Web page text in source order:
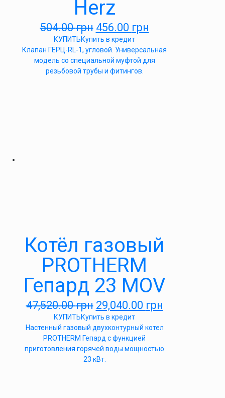
Herz
504.00грн 456.00 грн
КУПИТЬКупить в кредит
Клапан ГЕРЦ-RL-1, угловой. Универсальная
модель со специальной муфтой для
резьбовой трубы и фитингов.
Котёл газовый
PROTHERM
Гепард 23 MOV
47,520.00грн 29,040.00 грн
КУПИТЬКупить в кредит
Настенный газовый двухконтурный котел
PROTHERM Гепард с функцией
приготовления горячей воды мощностью
23 кВт.